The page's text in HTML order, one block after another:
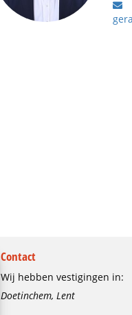
Contact
Wij hebben vestigingen in:
Doetinchem, Lent